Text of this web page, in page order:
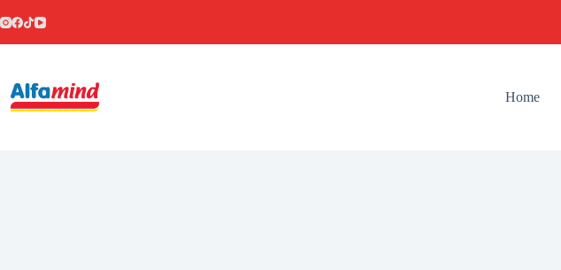
Home